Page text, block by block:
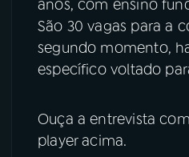
anos, com ensino
São 30 vagas para a
segundo momento,
específico voltado
Ouça a entrevista
player acima.